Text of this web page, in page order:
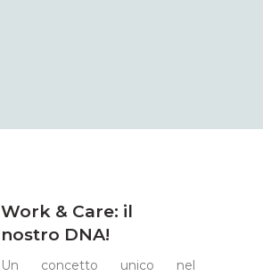
Work & Care: il
nostro DNA!
Un concetto unico nel